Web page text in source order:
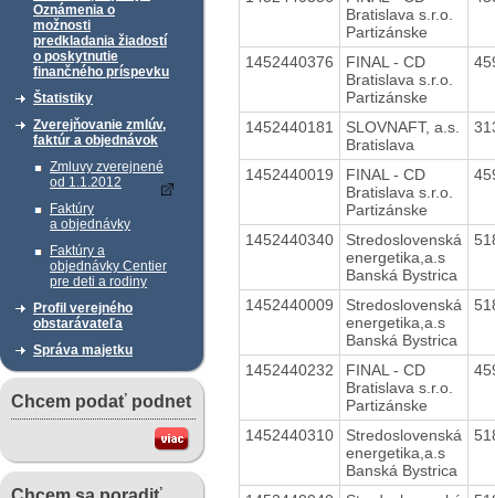
Oznámenia o
možnosti
predkladania žiadostí
o poskytnutie
finančného príspevku
Štatistiky
Zverejňovanie zmlúv,
faktúr a objednávok
Zmluvy zverejnené
od 1.1.2012
Faktúry
a objednávky
Faktúry a
objednávky Centier
pre deti a rodiny
Profil verejného
obstarávateľa
Správa majetku
Chcem podať podnet
Bratislava s.r.o.
Partizánske
1452440376
FINAL - CD
Bratislava s.r.o.
Partizánske
1452440181
SLOVNAFT, a.s.
Bratislava
1452440019
FINAL - CD
Bratislava s.r.o.
Partizánske
1452440340
Stredoslovenská
energetika,a.s
Banská Bystrica
1452440009
Stredoslovenská
energetika,a.s
Banská Bystrica
1452440232
FINAL - CD
Bratislava s.r.o.
Partizánske
1452440310
Stredoslovenská
energetika,a.s
Banská Bystrica